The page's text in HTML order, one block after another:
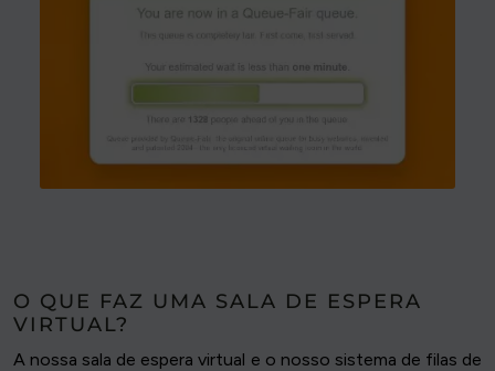
O QUE FAZ UMA SALA DE ESPERA
VIRTUAL?
A nossa sala de espera virtual e o nosso sistema de filas de